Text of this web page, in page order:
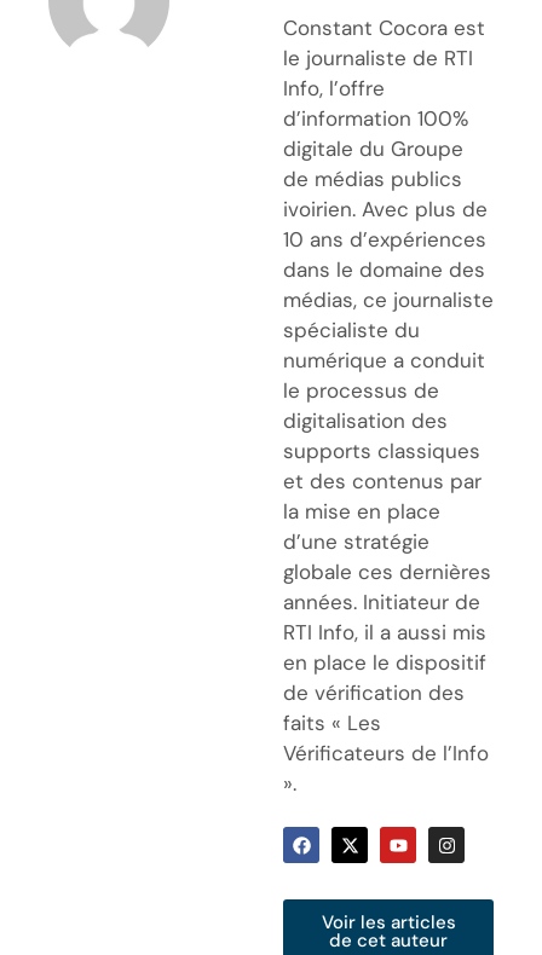
Constant Cocora est
le journaliste de RTI
Info, l’offre
d’information 100%
digitale du Groupe
de médias publics
ivoirien. Avec plus de
10 ans d’expériences
dans le domaine des
médias, ce journaliste
spécialiste du
numérique a conduit
le processus de
digitalisation des
supports classiques
et des contenus par
la mise en place
d’une stratégie
globale ces dernières
années. Initiateur de
RTI Info, il a aussi mis
en place le dispositif
de vérification des
faits « Les
Vérificateurs de l’Info
».
Voir les articles
de cet auteur